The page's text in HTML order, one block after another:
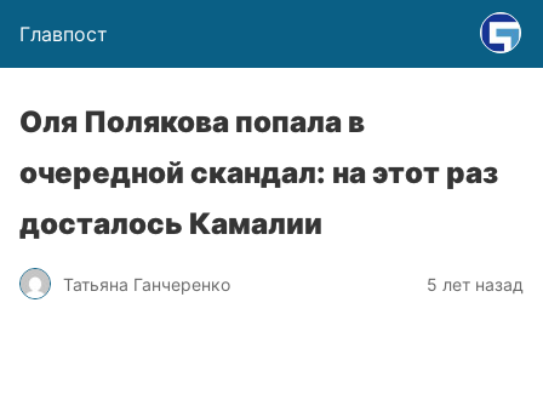
Главпост
Оля Полякова попала в
очередной скандал: на этот раз
досталось Камалии
Татьяна Ганчеренко 5 лет назад